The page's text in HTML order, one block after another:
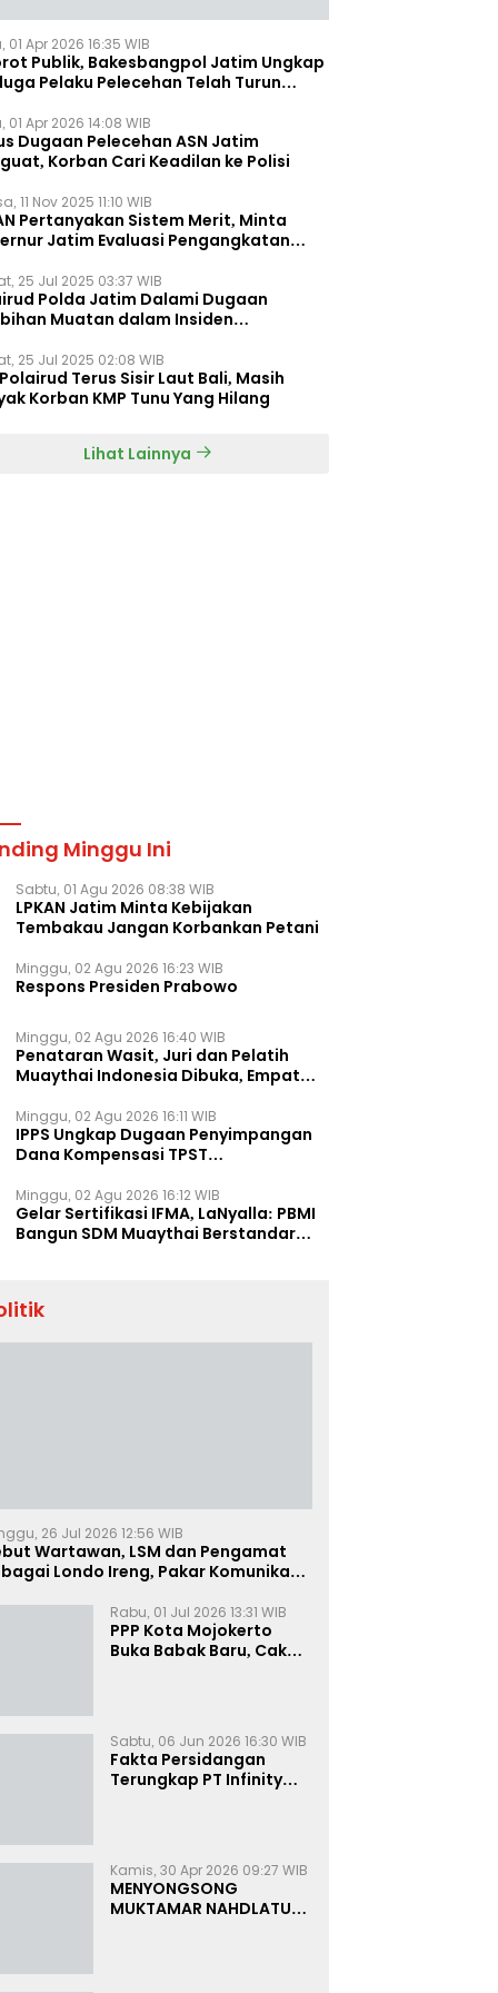
01 Apr 2026 16:35 WIB
Publik, Bakesbangpol Jatim Ungkap
Pelaku Pelecehan Telah Turun
01 Apr 2026 14:08 WIB
Dugaan Pelecehan ASN Jatim
Korban Cari Keadilan ke Polisi
11 Nov 2025 11:10 WIB
Pertanyakan Sistem Merit, Minta
Jatim Evaluasi Pengangkatan
25 Jul 2025 03:37 WIB
Polda Jatim Dalami Dugaan
Muatan dalam Insiden
25 Jul 2025 02:08 WIB
Terus Sisir Laut Bali, Masih
Korban KMP Tunu Yang Hilang
Lihat Lainnya
Minggu Ini
Sabtu, 01 Agu 2026 08:38 WIB
LPKAN Jatim Minta Kebijakan
Tembakau Jangan Korbankan Petani
Minggu, 02 Agu 2026 16:23 WIB
Respons Presiden Prabowo
Minggu, 02 Agu 2026 16:40 WIB
Penataran Wasit, Juri dan Pelatih
Muaythai Indonesia Dibuka, Empat
Minggu, 02 Agu 2026 16:11 WIB
IPPS Ungkap Dugaan Penyimpangan
Dana Kompensasi TPST
Minggu, 02 Agu 2026 16:12 WIB
Gelar Sertifikasi IFMA, LaNyalla: PBMI
Bangun SDM Muaythai Berstandar
26 Jul 2026 12:56 WIB
Wartawan, LSM dan Pengamat
Londo Ireng, Pakar Komunikasi:
Rabu, 01 Jul 2026 13:31 WIB
PPP Kota Mojokerto
Buka Babak Baru, Cak
Sabtu, 06 Jun 2026 16:30 WIB
Fakta Persidangan
Terungkap PT Infinity
Kamis, 30 Apr 2026 09:27 WIB
MENYONGSONG
MUKTAMAR NAHDLATUL